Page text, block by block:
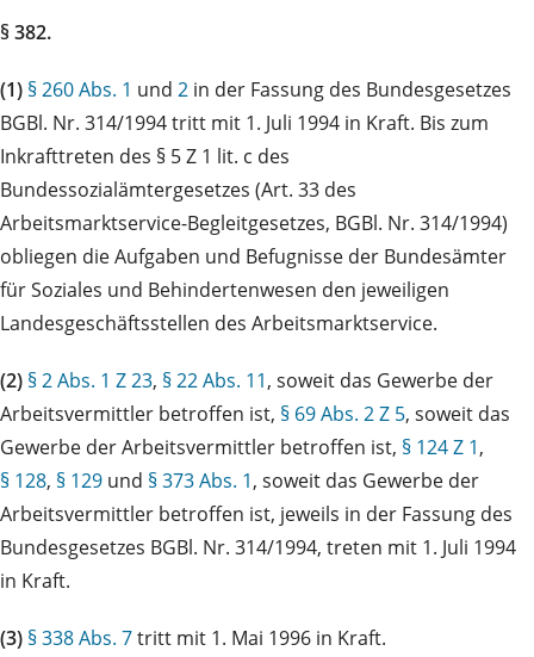
§ 382.
(1) § 260 Abs. 1 und 2 in der Fassung des Bundesgesetzes
BGBl. Nr. 314/1994 tritt mit 1. Juli 1994 in Kraft. Bis zum
Inkrafttreten des § 5 Z 1 lit. c des
Bundessozialämtergesetzes (Art. 33 des
Arbeitsmarktservice-Begleitgesetzes, BGBl. Nr. 314/1994)
obliegen die Aufgaben und Befugnisse der Bundesämter
für Soziales und Behindertenwesen den jeweiligen
Landesgeschäftsstellen des Arbeitsmarktservice.
(2) § 2 Abs. 1 Z 23, § 22 Abs. 11, soweit das Gewerbe der
Arbeitsvermittler betroffen ist, § 69 Abs. 2 Z 5, soweit das
Gewerbe der Arbeitsvermittler betroffen ist, § 124 Z 1,
§ 128, § 129 und § 373 Abs. 1, soweit das Gewerbe der
Arbeitsvermittler betroffen ist, jeweils in der Fassung des
Bundesgesetzes BGBl. Nr. 314/1994, treten mit 1. Juli 1994
in Kraft.
(3) § 338 Abs. 7tritt mit 1. Mai 1996 in Kraft.